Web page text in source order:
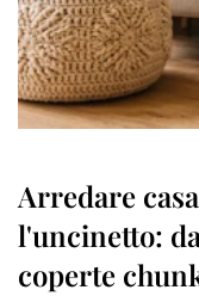
Arredare
l'uncinetto:
coperte